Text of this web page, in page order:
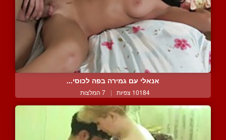
אנאלי עם גמירה בפה לכוסי...
10184 צפיות | 7 המלצות